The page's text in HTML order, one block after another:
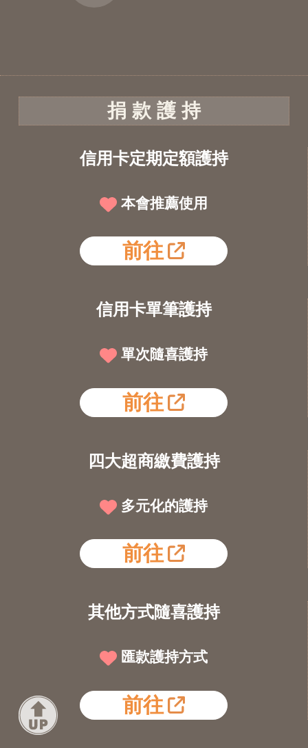
捐 款 護 持
信用卡定期定額護持
本會推薦使用
前往
信用卡單筆護持
單次隨喜護持
前往
四大超商繳費護持
多元化的護持
前往
其他方式隨喜護持
匯款護持方式
前往